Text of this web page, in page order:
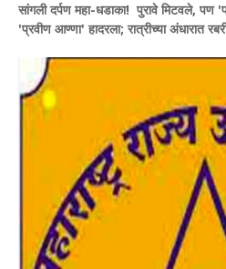
सांगली दर्पण महा-धडाका! पुरावे मिटवले, पण
'प्रवीण आण्णा' हादरला; रात्रीच्या अंधारात